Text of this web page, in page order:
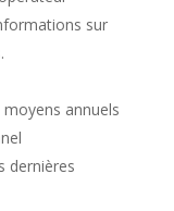
sur
annuels
dernières